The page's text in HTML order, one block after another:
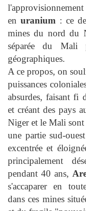
l'approvisionnement
en uranium : ce
mines du nord du
séparée du Mali
géographiques.
A ce propos, on
puissances
absurdes, faisant fi
et créant des pays
Niger et le Mali sont
une partie sud-
excentrée et
principalement
pendant 40 ans,
s'accaparer en
dans ces mines